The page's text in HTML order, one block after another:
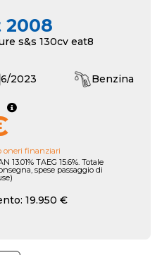
2008
s&s 130cv eat8
6/2023 Benzina
oneri finanziari
13.01% TAEG 15.6%. Totale
spese passaggio di
19.950 €